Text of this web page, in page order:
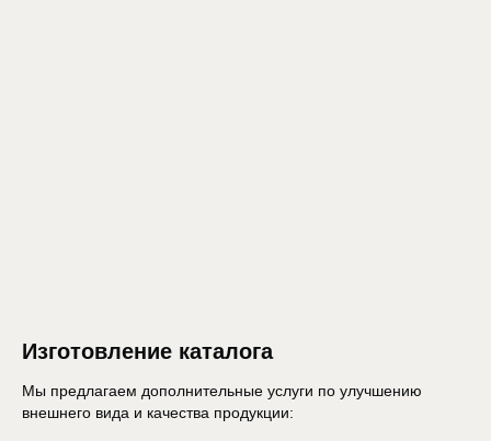
Изготовление каталога
Мы предлагаем дополнительные услуги по улучшению
внешнего вида и качества продукции: